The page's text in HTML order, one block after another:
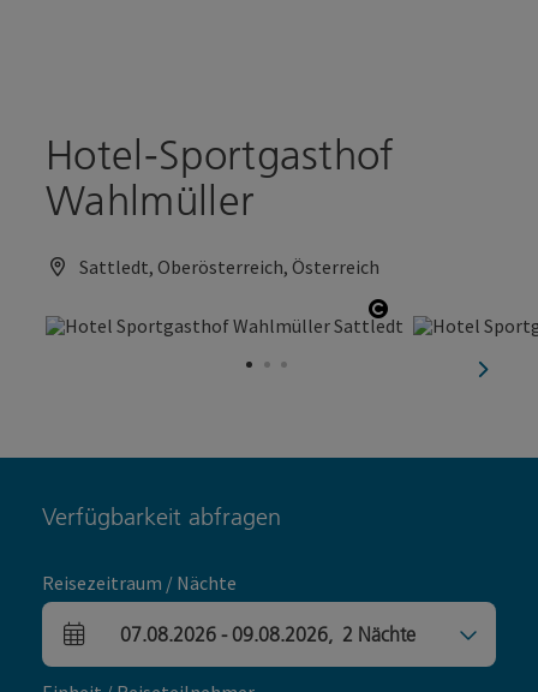
Hotel-Sportgasthof
Wahlmüller
Sattledt, Oberösterreich, Österreich
Copyright
Verfügbarkeit abfragen
Reisezeitraum / Nächte
An- und Abreisefelder
07.08.2026 - 09.08.2026, 2 Nächte